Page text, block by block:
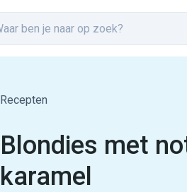
Recepten
Blondies met
karamel